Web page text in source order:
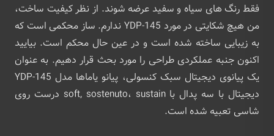
فقط رنگ های سیاه و سفید عرضه شوند. از نظر کیفیت ساخت،
من هیچ شکایتی در مورد YDP-145 ندارم. ساز محکمی است که
به زیبایی ساخته شده است و در عین حال محکم است. بیایید
اکنون جنبه عملکردی طراحی را مورد بحث قرار دهیم. به ‌عنوان
یک پیانوی دیجیتال سبک کنسولی، پیانو یاماها مدل YDP-145
دیجیتال با سه پدال با soft, sostenuto، sustain درست روی
شاسی تعبیه شده‌ است.